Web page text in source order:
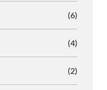
(6)
(4)
(2)